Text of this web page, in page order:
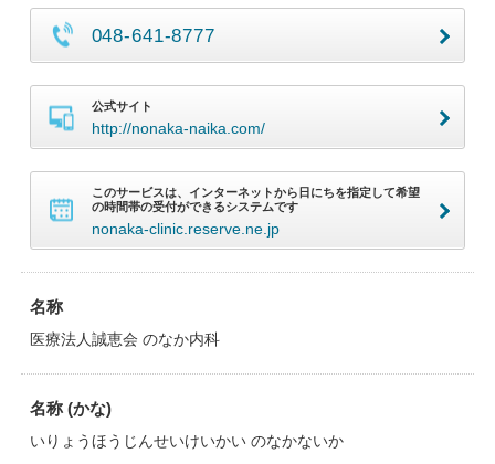
048-641-8777
公式サイト
http://nonaka-naika.com/
このサービスは、インターネットから日にちを指定して希望
の時間帯の受付ができるシステムです
nonaka-clinic.reserve.ne.jp
名称
医療法人誠恵会 のなか内科
名称 (かな)
いりょうほうじんせいけいかい のなかないか